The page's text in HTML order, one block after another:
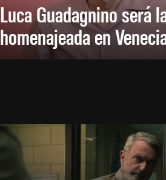
Luca Guadagnino será
homenajeada en